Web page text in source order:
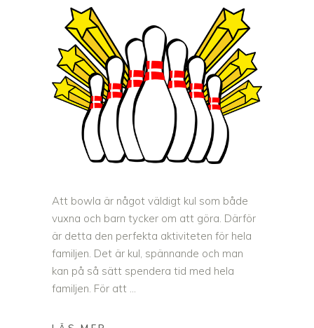
Att bowla är något väldigt kul som både
vuxna och barn tycker om att göra. Därför
är detta den perfekta aktiviteten för hela
familjen. Det är kul, spännande och man
kan på så sätt spendera tid med hela
familjen. För att